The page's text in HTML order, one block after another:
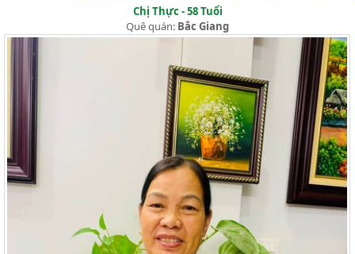
Chị Thực - 58 Tuổi
Quê quán: Bắc Giang